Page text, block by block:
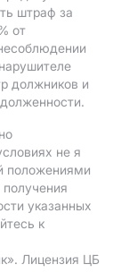
штраф за
от
должников и
не я
положениями
указанных
к
Лицензия ЦБ